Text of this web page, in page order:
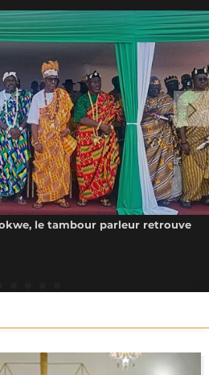
le tambour parleur retrouve